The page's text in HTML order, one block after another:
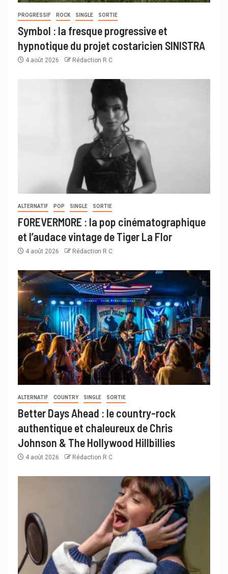
PROGRESSIF ROCK SINGLE SORTIE
Symbol : la fresque progressive et
hypnotique du projet costaricien SINISTRA
4 août 2026 Rédaction R C
ALTERNATIF POP SINGLE SORTIE
FOREVERMORE : la pop cinématographique
et l’audace vintage de Tiger La Flor
4 août 2026 Rédaction R C
ALTERNATIF COUNTRY SINGLE SORTIE
Better Days Ahead : le country-rock
authentique et chaleureux de Chris
Johnson & The Hollywood Hillbillies
4 août 2026 Rédaction R C